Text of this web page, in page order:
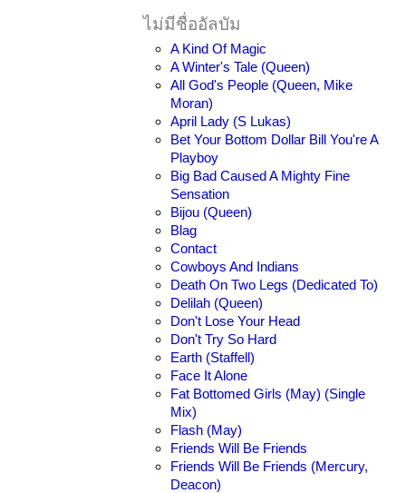
ไม่มีชื่ออัลบัม
A Kind Of Magic
A Winter's Tale (Queen)
All God's People (Queen, Mike
Moran)
April Lady (S Lukas)
Bet Your Bottom Dollar Bill You're A
Playboy
Big Bad Caused A Mighty Fine
Sensation
Bijou (Queen)
Blag
Contact
Cowboys And Indians
Death On Two Legs (Dedicated To)
Delilah (Queen)
Don't Lose Your Head
Don't Try So Hard
Earth (Staffell)
Face It Alone
Fat Bottomed Girls (May) (Single
Mix)
Flash (May)
Friends Will Be Friends
Friends Will Be Friends (Mercury,
Deacon)